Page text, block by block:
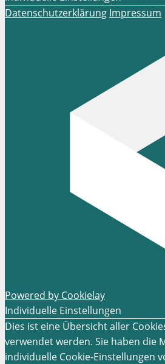
Datenschutzerklärung Impressum
Powered by Cookielay
Individuelle Einstellungen
Dies ist eine Übersicht aller
verwendet werden. Sie haben die
individuelle Cookie-Einstellungen